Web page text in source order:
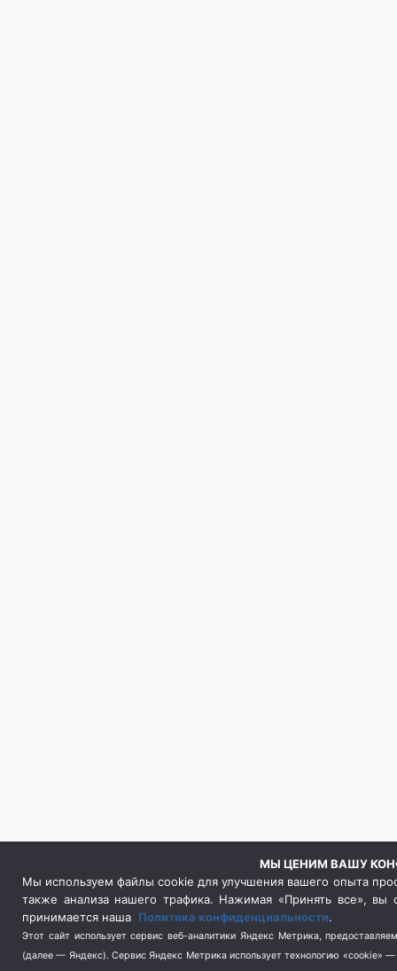
МЫ ЦЕНИМ ВАШУ
Мы используем файлы cookie для улучшения вашего опыта
также анализа нашего трафика. Нажимая «Принять все»,
принимается наша Политика конфиденциальности.
Этот сайт использует сервис веб-аналитики Яндекс Метрика,
(далее — Яндекс). Сервис Яндекс Метрика использует технологию «cookie»